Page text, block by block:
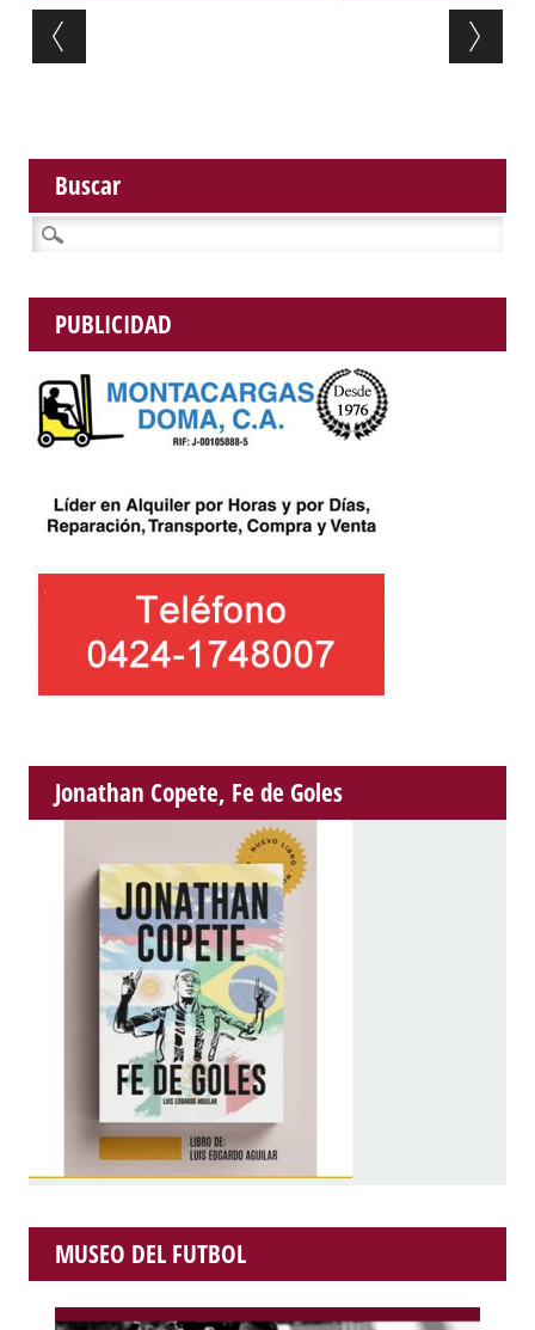
Post navigation
Buscar
Buscar:
PUBLICIDAD
Jonathan Copete, Fe de Goles
MUSEO DEL FUTBOL